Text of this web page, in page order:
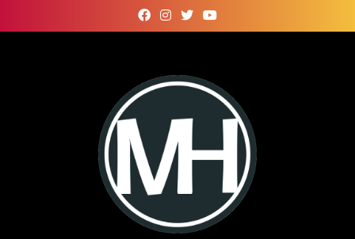
to